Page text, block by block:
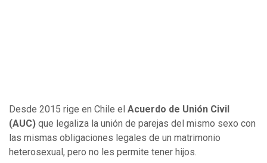
Desde 2015 rige en Chile el Acuerdo de Unión Civil
(AUC) que legaliza la unión de parejas del mismo sexo con
las mismas obligaciones legales de un matrimonio
heterosexual, pero no les permite tener hijos.